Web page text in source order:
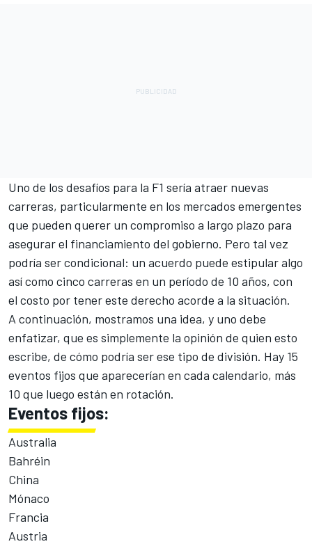
Uno de los desafíos para la F1 sería atraer nuevas
carreras, particularmente en los mercados emergentes
que pueden querer un compromiso a largo plazo para
asegurar el financiamiento del gobierno. Pero tal vez
podría ser condicional: un acuerdo puede estipular algo
así como cinco carreras en un período de 10 años, con
el costo por tener este derecho acorde a la situación.
A continuación, mostramos una idea, y uno debe
enfatizar, que es simplemente la opinión de quien esto
escribe, de cómo podría ser ese tipo de división. Hay 15
eventos fijos que aparecerían en cada calendario, más
10 que luego están en rotación.
Eventos fijos:
Australia
Bahréin
China
Mónaco
Francia
Austria